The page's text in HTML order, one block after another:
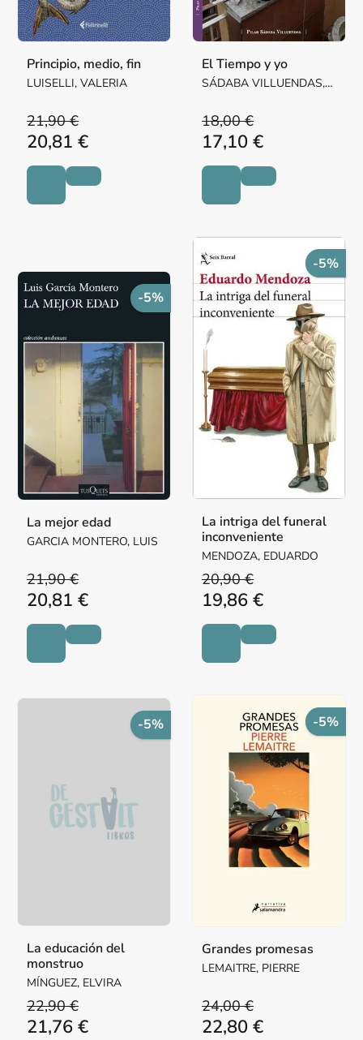
Principio, medio, fin
LUISELLI, VALERIA
21,90 €
20,81 €
El Tiempo y yo
SÁDABA VILLUENDAS,
18,00 €
17,10 €
-5%
La mejor edad
GARCIA MONTERO, LUIS
21,90 €
20,81 €
-5%
La intriga del funeral
inconveniente
MENDOZA, EDUARDO
20,90 €
19,86 €
-5%
La educación del
monstruo
MÍNGUEZ, ELVIRA
22,90 €
21,76 €
-5%
Grandes promesas
LEMAITRE, PIERRE
24,00 €
22,80 €